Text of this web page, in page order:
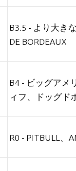
B3.5 - より大き
DE BORDEAUX
B4 - ビッグアメ
ィフ、ドッグド
R0 - PITBULL、